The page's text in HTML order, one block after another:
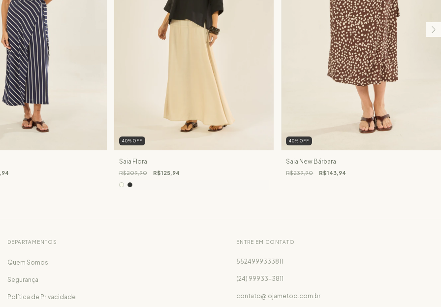
40% OFF
Saia Flora
R$209,90 R$125,94
40%OFF
Saia New Bárbara
R$239,90 R$143,94
DEPARTAMENTOS
Quem Somos
Segurança
Política de Privacidade
ENTRE EM CONTATO
5524999333811
(24) 99933-3811
contato@lojametoo.com.br